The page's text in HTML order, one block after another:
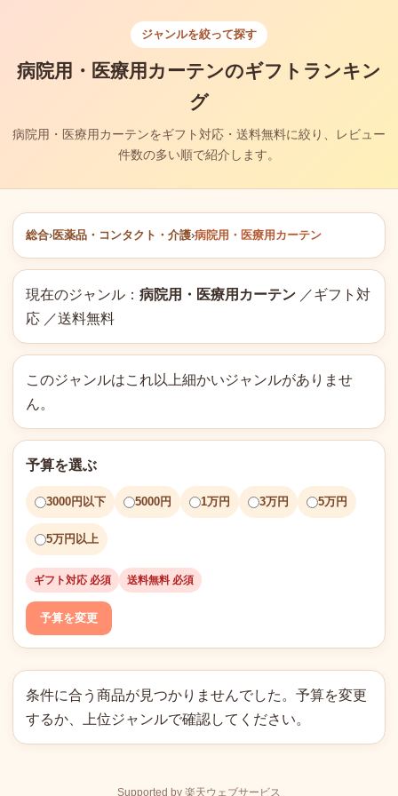
ジャンルを絞って探す
病院用・医療用カーテンのギフトランキン
グ
病院用・医療用カーテンをギフト対応・送料無料に絞り、レビュー
件数の多い順で紹介します。
総合›医薬品・コンタクト・介護›病院用・医療用カーテン
現在のジャンル： 病院用・医療用カーテン ／ギフト対
応 ／送料無料
このジャンルはこれ以上細かいジャンルがありませ
ん。
予算を選ぶ
3000円以下 5000円 1万円 3万円 5万円
5万円以上
ギフト対応 必須 送料無料 必須
予算を変更
条件に合う商品が見つかりませんでした。予算を変更
するか、上位ジャンルで確認してください。
Supported by 楽天ウェブサービス